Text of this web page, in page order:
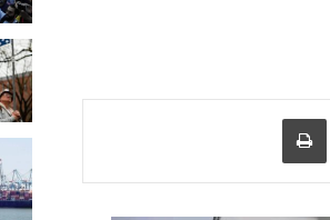
عبر البريد طباعة